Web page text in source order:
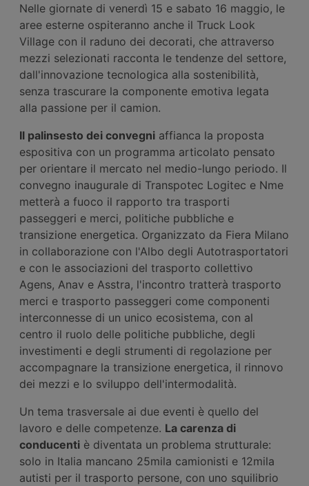
Nelle giornate di venerdì 15 e sabato 16 maggio, le
aree esterne ospiteranno anche il Truck Look
Village con il raduno dei decorati, che attraverso
mezzi selezionati racconta le tendenze del settore,
dall'innovazione tecnologica alla sostenibilità,
senza trascurare la componente emotiva legata
alla passione per il camion.
Il palinsesto dei convegni affianca la proposta
espositiva con un programma articolato pensato
per orientare il mercato nel medio-lungo periodo. Il
convegno inaugurale di Transpotec Logitec e Nme
metterà a fuoco il rapporto tra trasporti
passeggeri e merci, politiche pubbliche e
transizione energetica. Organizzato da Fiera Milano
in collaborazione con l'Albo degli Autotrasportatori
e con le associazioni del trasporto collettivo
Agens, Anav e Asstra, l'incontro tratterà trasporto
merci e trasporto passeggeri come componenti
interconnesse di un unico ecosistema, con al
centro il ruolo delle politiche pubbliche, degli
investimenti e degli strumenti di regolazione per
accompagnare la transizione energetica, il rinnovo
dei mezzi e lo sviluppo dell'intermodalità.
Un tema trasversale ai due eventi è quello del
lavoro e delle competenze. La carenza di
conducenti è diventata un problema strutturale:
solo in Italia mancano 25mila camionisti e 12mila
autisti per il trasporto persone, con uno squilibrio